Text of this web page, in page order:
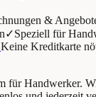
&
✓Speziell für
Keine Kreditkarte
für Handwerker.